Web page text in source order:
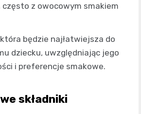
często z owocowym smakiem
będzie najłatwiejsza do
dziecku, uwzględniając jego
i preferencje smakowe.
składniki